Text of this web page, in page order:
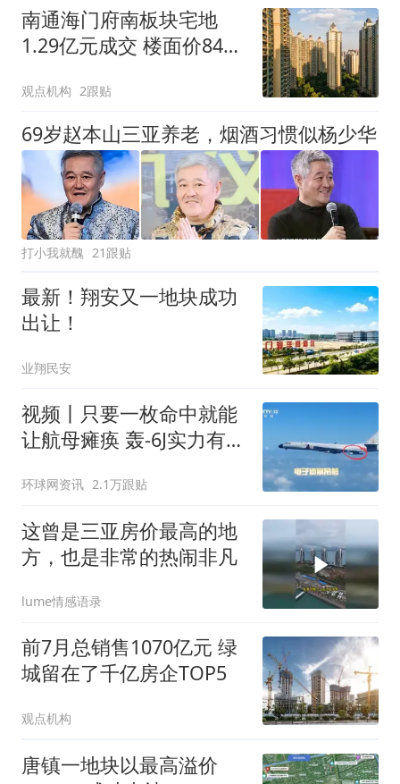
南通海门府南板块宅地
1.29亿元成交 楼面价8400
观点机构 2跟贴
69岁赵本山三亚养老，烟酒习惯似杨少华
打小我就醜 21跟贴
最新！翔安又一地块成功
出让！
业翔民安
视频丨只要一枚命中就能
让航母瘫痪 轰-6J实力有多
环球网资讯 2.1万跟贴
这曾是三亚房价最高的地
方，也是非常的热闹非凡
lume情感语录
前7月总销售1070亿元 绿
城留在了千亿房企TOP5
观点机构
唐镇一地块以最高溢价